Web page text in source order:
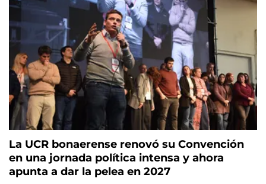
La UCR bonaerense renovó su Convención
en una jornada política intensa y ahora
apunta a dar la pelea en 2027